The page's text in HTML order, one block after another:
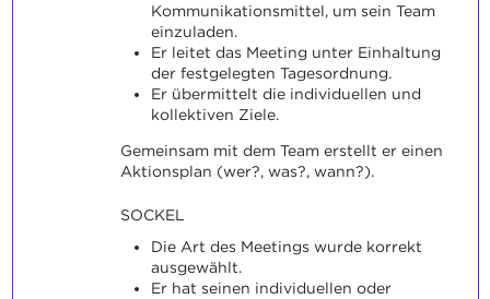
Kommunikationsmittel, um sein Team
einzuladen.
Er leitet das Meeting unter Einhaltung
der festgelegten Tagesordnung.
Er übermittelt die individuellen und
kollektiven Ziele.
Gemeinsam mit dem Team erstellt er einen
Aktionsplan (wer?, was?, wann?).
SOCKEL
Die Art des Meetings wurde korrekt
ausgewählt.
Er hat seinen individuellen oder